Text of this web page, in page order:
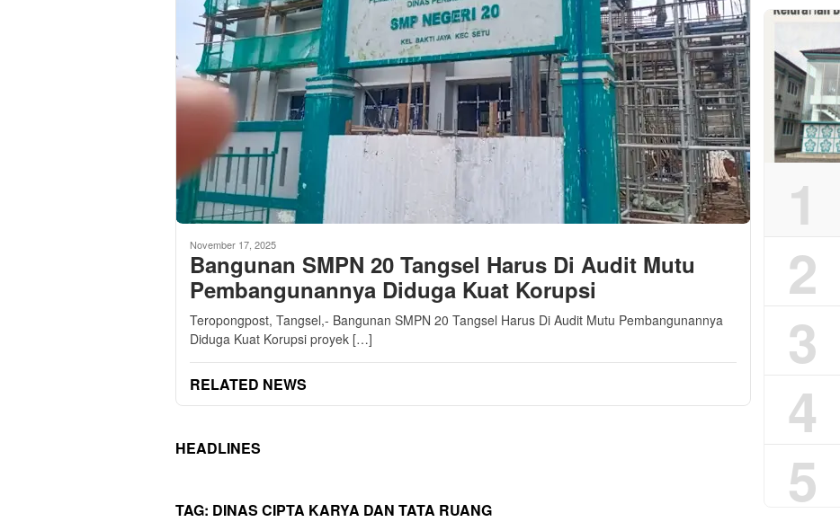
November 17, 2025
Bangunan SMPN 20 Tangsel Harus Di Audit Mutu
Pembangunannya Diduga Kuat Korupsi
Teropongpost, Tangsel,- Bangunan SMPN 20 Tangsel Harus Di Audit Mutu Pembangunannya
Diduga Kuat Korupsi proyek […]
RELATED NEWS
HEADLINES
TAG: DINAS CIPTA KARYA DAN TATA RUANG
1
2
3
4
5